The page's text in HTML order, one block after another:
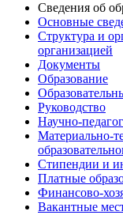
Сведения об
Основные
Структура и
организацией
Документы
Образование
Руководство
Научно-
Материально-
Стипендии и
Платные
Финансово-
Вакантные